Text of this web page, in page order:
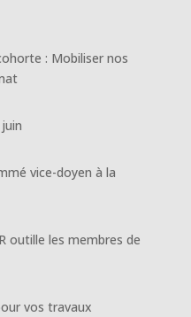
: Mobiliser nos
vice-doyen à la
outille les membres de
vos travaux